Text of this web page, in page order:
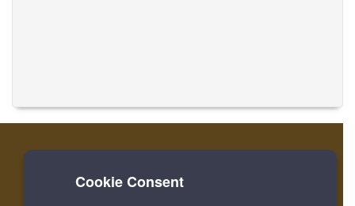
家 ログイン 登録
Cookie Consent